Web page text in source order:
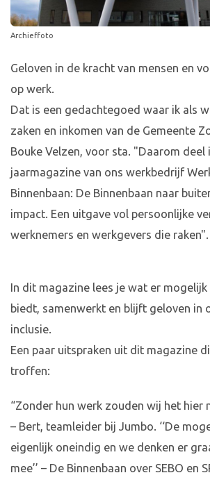
Archieffoto
Geloven in de kracht van mensen en
op werk.
Dat is een gedachtegoed waar ik als
zaken en inkomen van de Gemeente
Bouke Velzen, voor sta. "Daarom
jaarmagazine van ons werkbedrijf
Binnenbaan: De Binnenbaan naar
impact. Een uitgave vol persoonlijke
werknemers en werkgevers die raken".
In dit magazine lees je wat er mogelijk
biedt, samenwerkt en blijft geloven in
inclusie.
Een paar uitspraken uit dit magazine
troffen:
“Zonder hun werk zouden wij het hier
– Bert, teamleider bij Jumbo. ‘‘De
eigenlijk oneindig en we denken er
mee’’ – De Binnenbaan over SEBO en